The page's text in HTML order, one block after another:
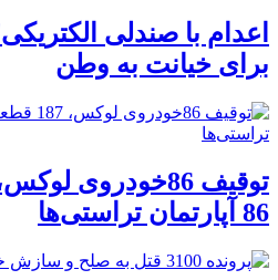
اعدام با صندلی
برای خیانت به وطن
86 آپارتمان تراستی‌ها